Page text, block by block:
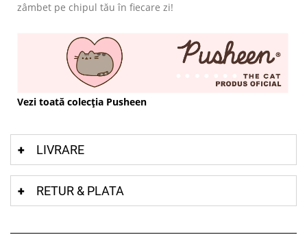
zâmbet pe chipul tău în fiecare zi!
Vezi toată colecția Pusheen
LIVRARE
RETUR & PLATA